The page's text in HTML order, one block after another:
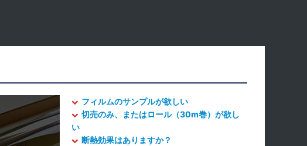
フィルムのサンプルが欲しい
切売のみ、またはロール（30m巻）が欲し
い
断熱効果はありますか？